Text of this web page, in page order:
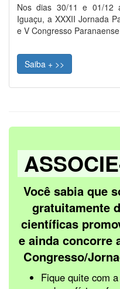
Nos dias 30/11 e 01/12
Iguaçu, a XXXII Jornada
e V Congresso
Saiba + >>
Você sabia que
gratuitamente
científicas
e ainda concorre
Congresso/
Fique quite com